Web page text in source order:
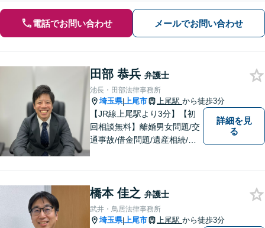
電話でお問い合わせ メールでお問い合わせ
田部 恭兵 弁護士
池長・田部法律事務所
埼玉県|上尾市 上尾駅 から徒歩3分
【JR線上尾駅より3分】【初
回相談無料】離婚男女問題/交
通事故/借金問題/遺産相続/債
に無料相談を時間を区切らず
に設けております。ぜひ、お
気軽にご相談ください。
詳細を見
る
橋本 佳之 弁護士
武井・鳥居法律事務所
埼玉県|上尾市 上尾駅 から徒歩3分